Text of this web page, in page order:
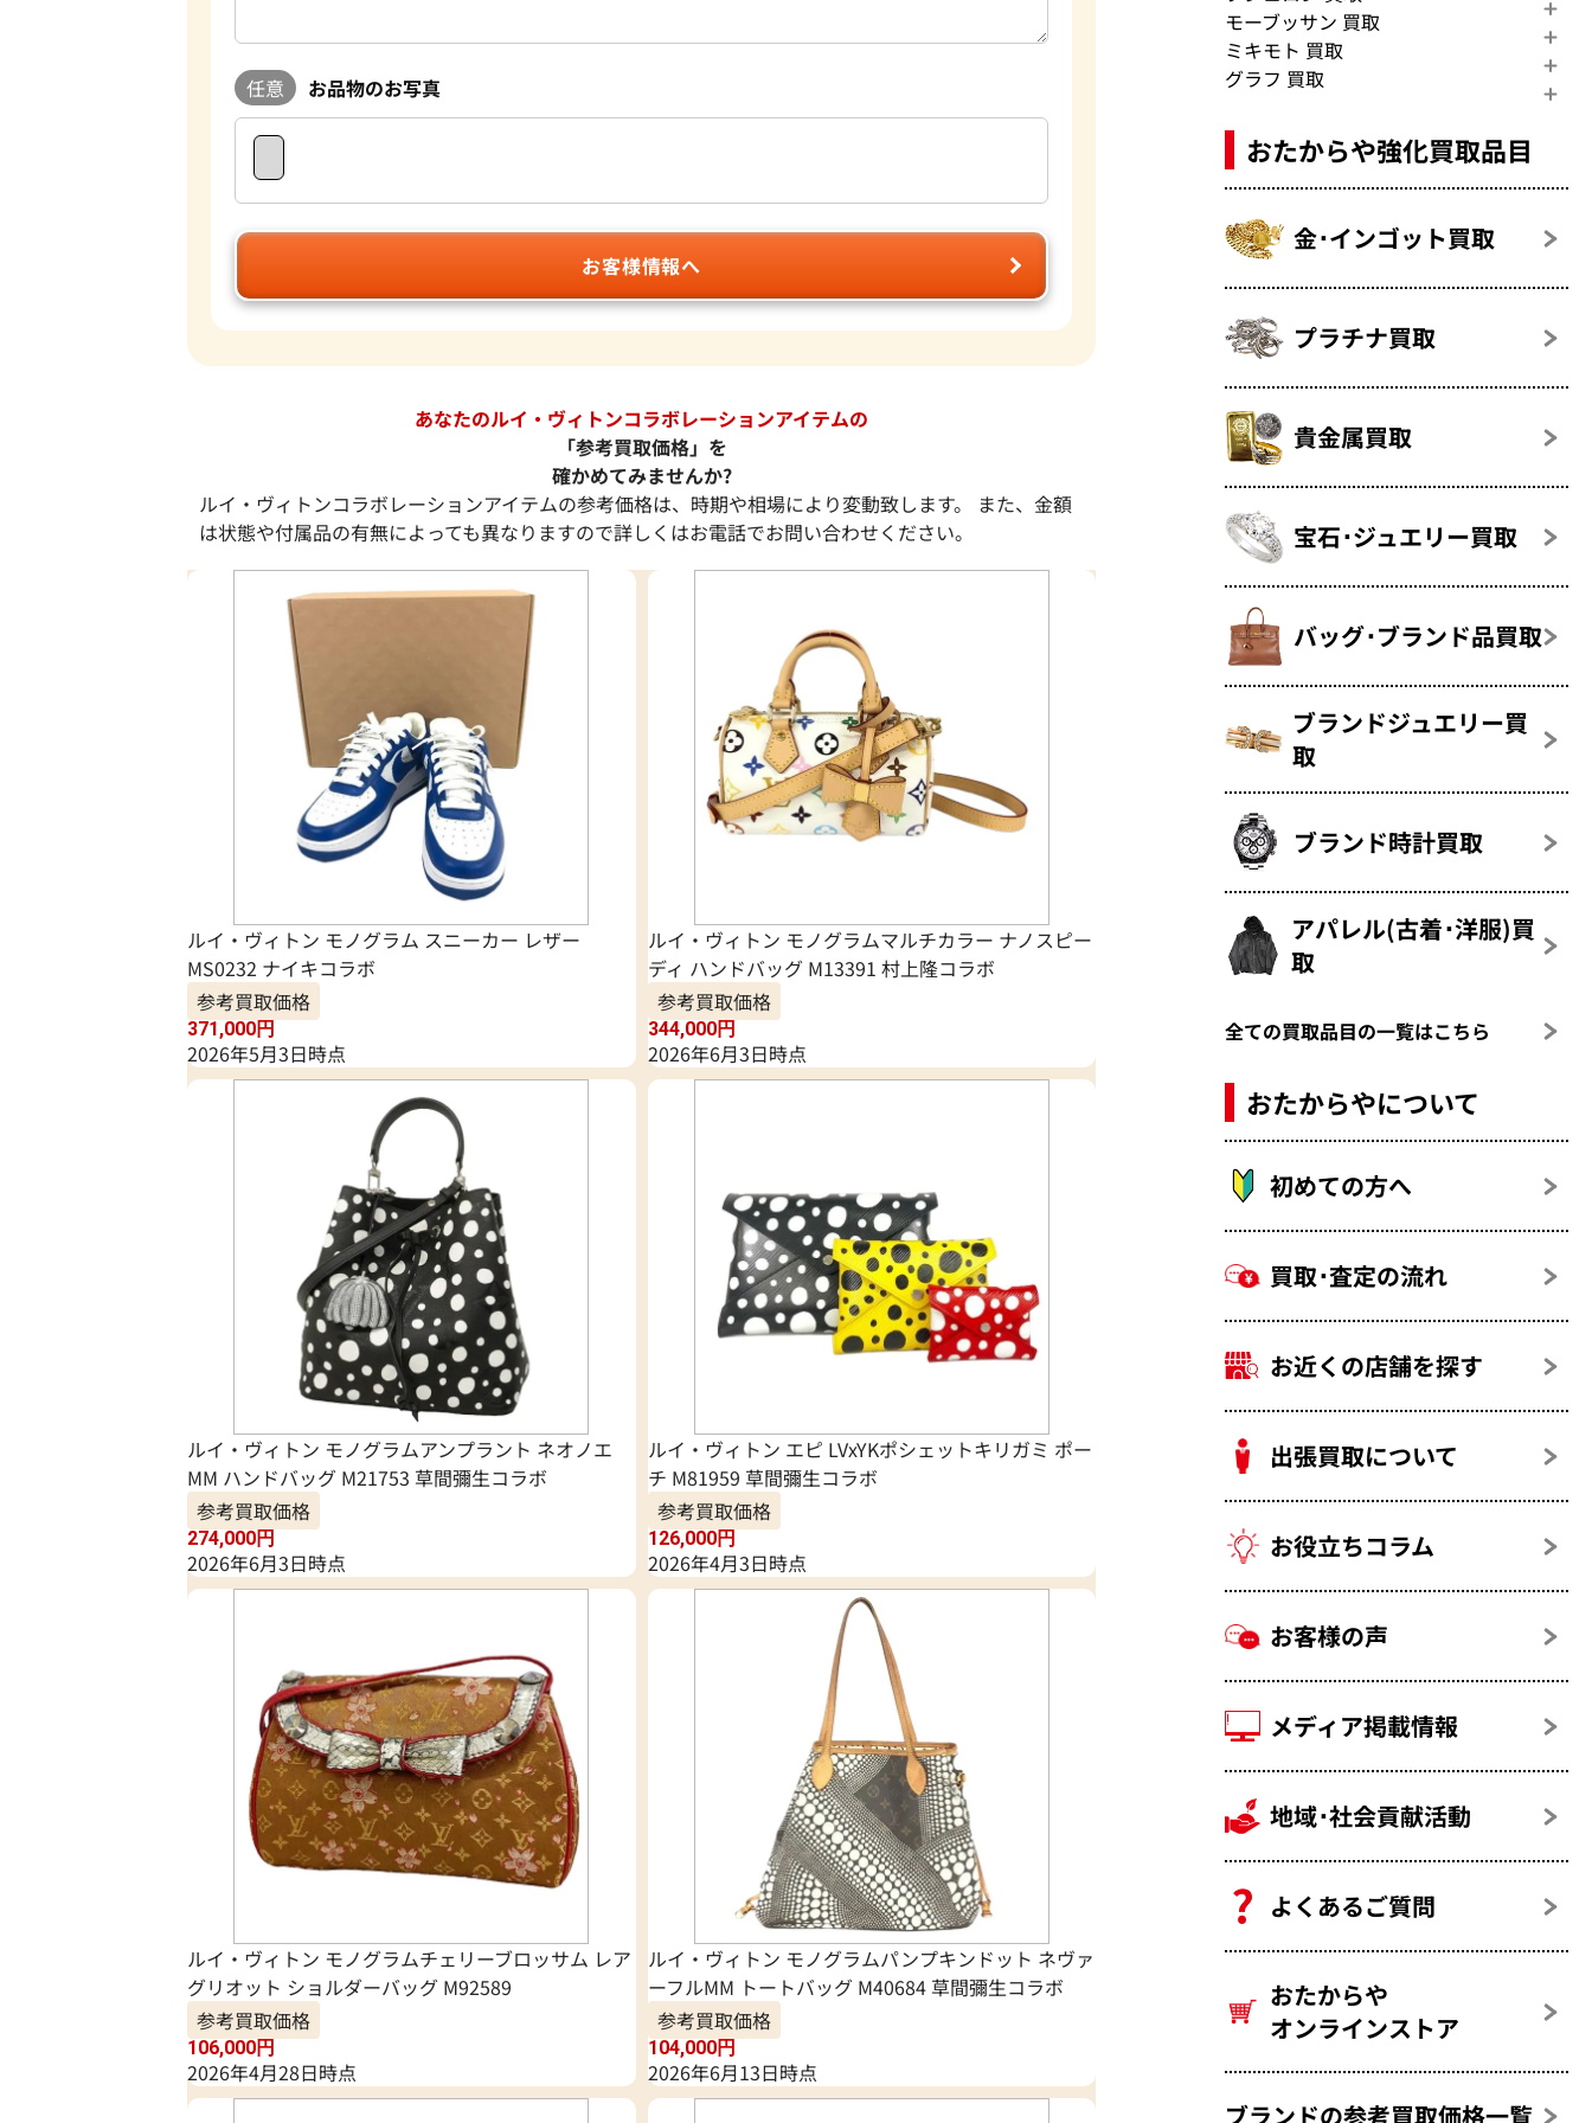
任意 お品物のお写真
お客様情報へ
あなたのルイ・ヴィトンコラボレーションアイテムの
「参考買取価格」を
確かめてみませんか?
ルイ・ヴィトンコラボレーションアイテムの参考価格は、時期や相場により変動致します。 また、金額
は状態や付属品の有無によっても異なりますので詳しくはお電話でお問い合わせください。
ルイ・ヴィトン モノグラム スニーカー レザー
MS0232 ナイキコラボ
参考買取価格
371,000円
2026年5月3日時点
ルイ・ヴィトン モノグラムマルチカラー ナノスピー
ディ ハンドバッグ M13391 村上隆コラボ
参考買取価格
344,000円
2026年6月3日時点
ルイ・ヴィトン モノグラムアンプラント ネオノエ
MM ハンドバッグ M21753 草間彌生コラボ
参考買取価格
274,000円
2026年6月3日時点
ルイ・ヴィトン エピ LVxYKポシェットキリガミ ポー
チ M81959 草間彌生コラボ
参考買取価格
126,000円
2026年4月3日時点
ルイ・ヴィトン モノグラムチェリーブロッサム レア
グリオット ショルダーバッグ M92589
参考買取価格
106,000円
2026年4月28日時点
ルイ・ヴィトン モノグラムパンプキンドット ネヴァ
ーフルMM トートバッグ M40684 草間彌生コラボ
参考買取価格
104,000円
2026年6月13日時点
モーブッサン 買取
ミキモト 買取
グラフ 買取
おたからや強化買取品目
金･インゴット買取
プラチナ買取
貴金属買取
宝石･ジュエリー買取
バッグ･ブランド品買取
ブランドジュエリー買
取
ブランド時計買取
アパレル(古着･洋服)買
取
全ての買取品目の一覧はこちら
おたからやについて
初めての方へ
買取･査定の流れ
お近くの店舗を探す
出張買取について
お役立ちコラム
お客様の声
メディア掲載情報
地域･社会貢献活動
よくあるご質問
おたからや
オンラインストア
ブランドの参考買取価格一覧